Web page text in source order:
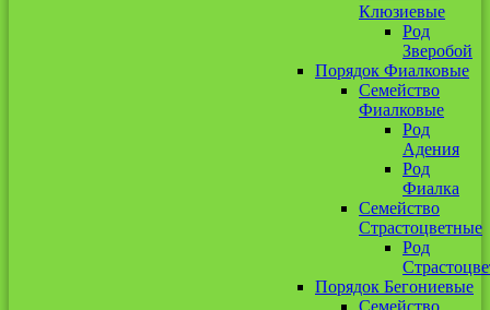
Клюзиевые
Род
Зверобой
Порядок Фиалковые
Семейство
Фиалковые
Род
Адения
Род
Фиалка
Семейство
Страстоцветные
Род
Порядок Бегониевые
Семейство